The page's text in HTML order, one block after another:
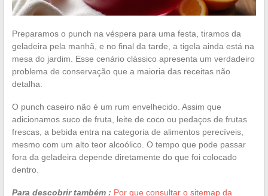
Preparamos o punch na véspera para uma festa, tiramos da
geladeira pela manhã, e no final da tarde, a tigela ainda está na
mesa do jardim. Esse cenário clássico apresenta um verdadeiro
problema de conservação que a maioria das receitas não
detalha.
O punch caseiro não é um rum envelhecido. Assim que
adicionamos suco de fruta, leite de coco ou pedaços de frutas
frescas, a bebida entra na categoria de alimentos perecíveis,
mesmo com um alto teor alcoólico. O tempo que pode passar
fora da geladeira depende diretamente do que foi colocado
dentro.
Para descobrir também : Por que consultar o sitemap da